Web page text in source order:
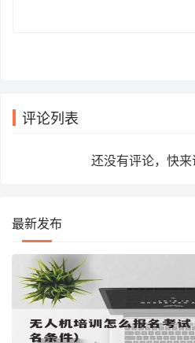
评论列表
还没有评论，快
最新发布